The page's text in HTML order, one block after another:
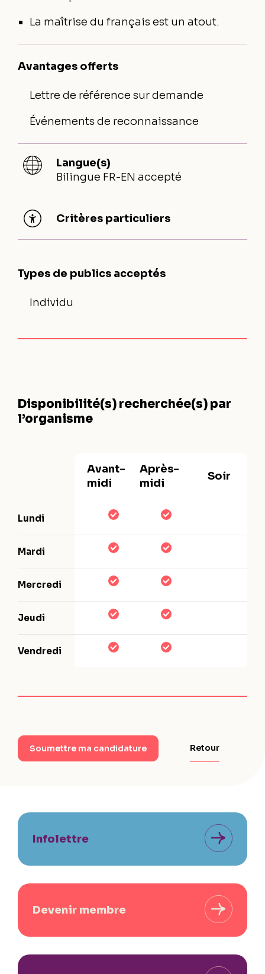
La maîtrise du français est un atout.
Avantages offerts
Lettre de référence sur demande
Événements de reconnaissance
Langue(s)
Bilingue FR-EN accepté
Critères particuliers
Types de publics acceptés
Individu
Disponibilité(s) recherchée(s) par
l’organisme
Avant-
midi
Après-
midi
Soir
Lundi
Mardi
Mercredi
Jeudi
Vendredi
Soumettre ma candidature Retour
Infolettre
Devenir membre